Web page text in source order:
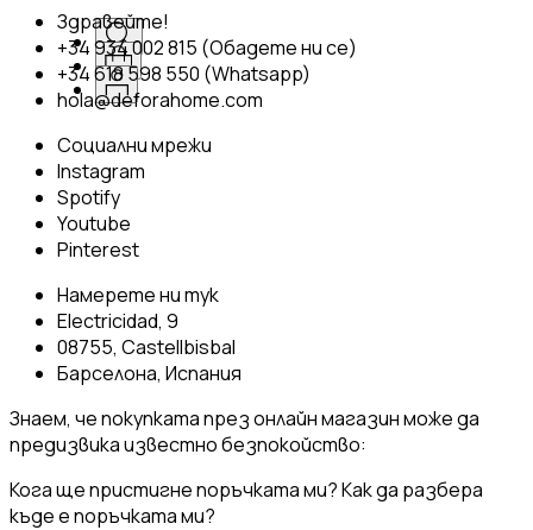
Здравейте!
+34 934 002 815 (Обадете ни се)
+34 618 598 550 (Whatsapp)
hola@deforahome.com
Социални мрежи
Instagram
Spotify
Youtube
Pinterest
Намерете ни тук
Electricidad, 9
08755, Castellbisbal
Барселона, Испания
Знаем, че покупката през онлайн магазин може да
предизвика известно безпокойство:
Кога ще пристигне поръчката ми? Как да разбера
къде е поръчката ми?